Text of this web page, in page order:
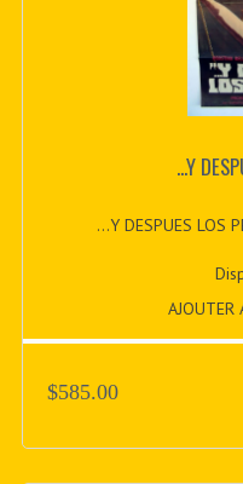
...Y
...Y DESPUES LOS
AJOUTER
$585.00